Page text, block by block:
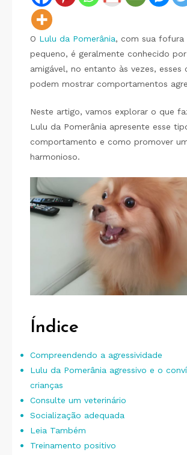
O Lulu da Pomerânia, com sua fofura
pequeno, é geralmente conhecido
amigável, no entanto às vezes, esses
podem mostrar comportamentos
Neste artigo, vamos explorar o que
Lulu da Pomerânia apresente esse
comportamento e como promover
harmonioso.
Índice
Compreendendo a agressividade
Lulu da Pomerânia agressivo e o
crianças
Consulte um veterinário
Socialização adequada
Leia Também
Treinamento positivo